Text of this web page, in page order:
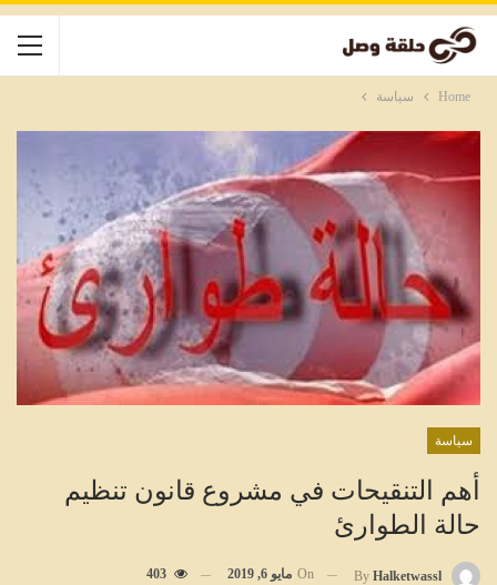
Home سياسة
سياسة
أهم التنقيحات في مشروع قانون تنظيم
حالة الطوارئ
By Halketwassl
On مايو 6, 2019 403